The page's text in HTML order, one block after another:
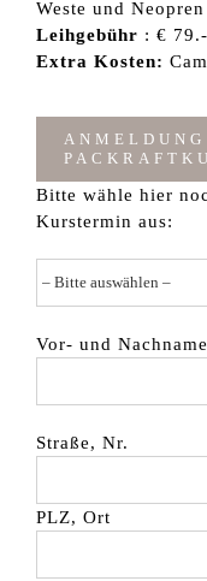
Weste und Neopren
Leihgebühr : € 79.-
Extra Kosten:
Bitte wähle hier
Kurstermin aus:
Vor- und Nachname
Straße, Nr.
PLZ, Ort